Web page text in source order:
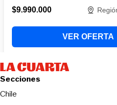
Secciones
Chile